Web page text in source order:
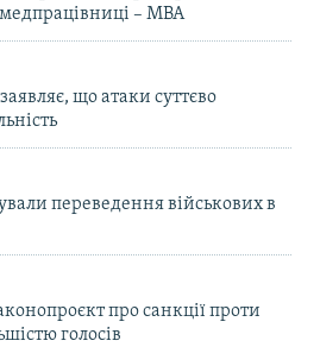
– МВА
що атаки суттєво
переведення військових в
про санкції проти
голосів